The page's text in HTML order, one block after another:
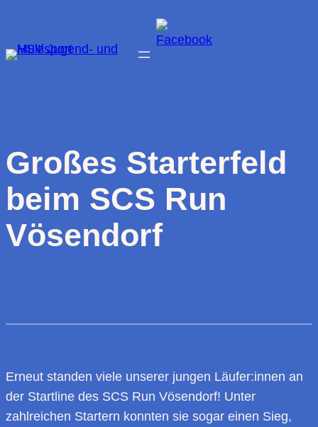
springen
Großes Starterfeld
beim SCS Run
Vösendorf
Erneut standen viele unserer jungen Läufer:innen an
der Startline des SCS Run Vösendorf! Unter
zahlreichen Startern konnten sie sogar einen Sieg,